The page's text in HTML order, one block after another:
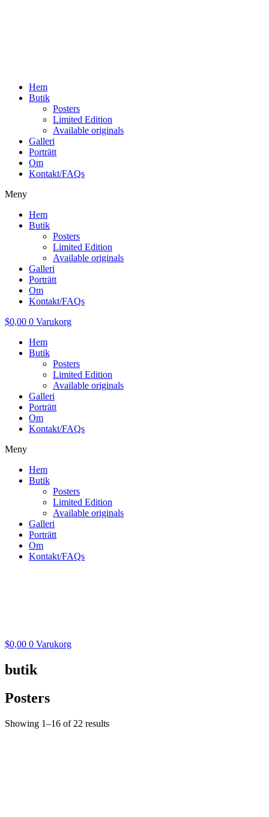
Hem
Butik
Posters
Limited Edition
Available originals
Galleri
Porträtt
Om
Kontakt/FAQs
Meny
Hem
Butik
Posters
Limited Edition
Available originals
Galleri
Porträtt
Om
Kontakt/FAQs
$0,00 0 Varukorg
Hem
Butik
Posters
Limited Edition
Available originals
Galleri
Porträtt
Om
Kontakt/FAQs
Meny
Hem
Butik
Posters
Limited Edition
Available originals
Galleri
Porträtt
Om
Kontakt/FAQs
$0,00 0 Varukorg
butik
Posters
Showing 1–16 of 22 results